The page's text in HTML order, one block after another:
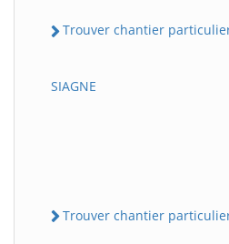
Trouver chantier particulier
SIAGNE
Trouver chantier particulier